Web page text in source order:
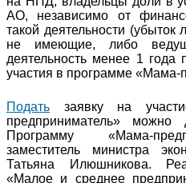
АО, независимо от
такой деятельности
не имеющие, либо
деятельность менее 1
участия в программе «Мама-
Подать заявку на
предприниматель»
Программу «Мама-
заместитель министра
Татьяна Илюшникова.
«Малое и среднее